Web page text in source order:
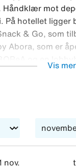
mot
hotellet ligger
& Go, som
Abora, som er
Vis mer
nov.